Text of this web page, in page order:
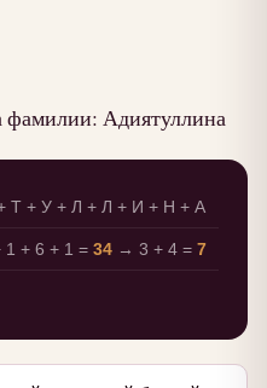
фамилии: Адиятуллина
Т + У + Л + Л + И + Н + А
1 + 6 + 1 = 34 → 3 + 4 = 7